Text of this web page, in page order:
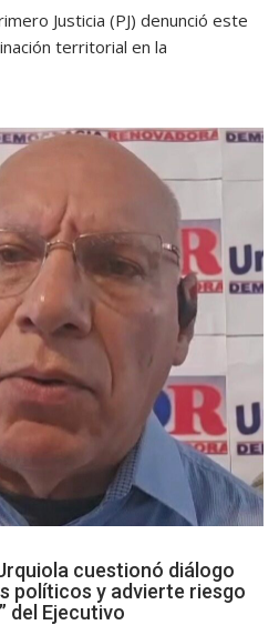
Justicia (PJ) denunció este
territorial en la
cuestionó diálogo
políticos y advierte riesgo
del Ejecutivo